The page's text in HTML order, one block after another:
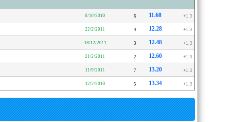
8/10/2010 6 11.68 +1.3
22/2/2011 4 12.28 +1.3
18/12/2011 3 12.48 +1.3
21/2/2011 2 12.60 +1.3
11/9/2011 7 13.20 +1.3
12/2/2010 5 13.34 +1.3